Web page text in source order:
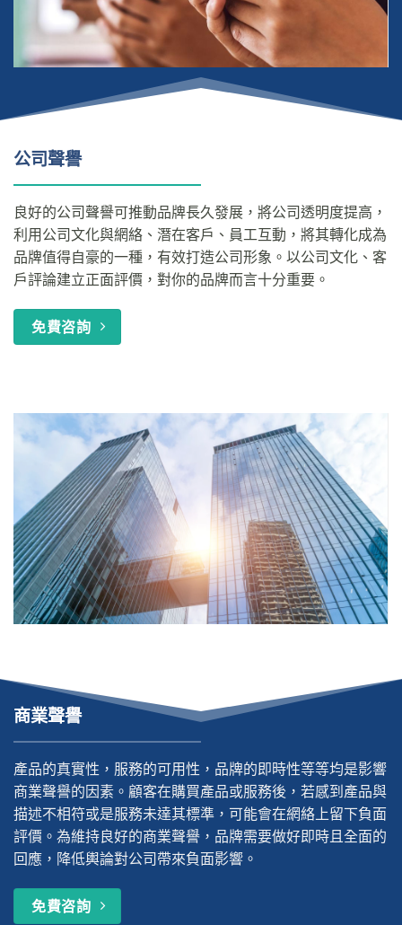
公司聲譽
良好的公司聲譽可推動品牌長久發展，將公司透明度提高，
利用公司文化與網絡、潛在客戶、員工互動，將其轉化成為
品牌值得自豪的一種，有效打造公司形象。以公司文化、客
戶評論建立正面評價，對你的品牌而言十分重要。
免費咨詢
商業聲譽
產品的真實性，服務的可用性，品牌的即時性等等均是影響
商業聲譽的因素。顧客在購買產品或服務後，若感到產品與
描述不相符或是服務未達其標準，可能會在網絡上留下負面
評價。為維持良好的商業聲譽，品牌需要做好即時且全面的
回應，降低輿論對公司帶來負面影響。
免費咨詢